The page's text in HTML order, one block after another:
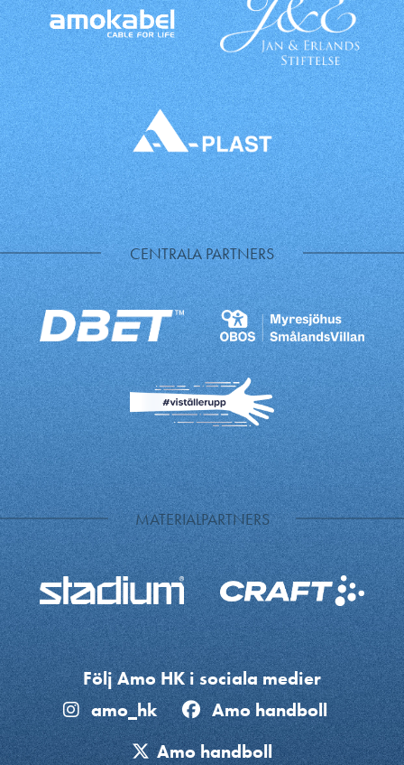
CENTRALA PARTNERS
MATERIALPARTNERS
Följ Amo HK i sociala medier
amo_hk
Amo handboll
Amo handboll